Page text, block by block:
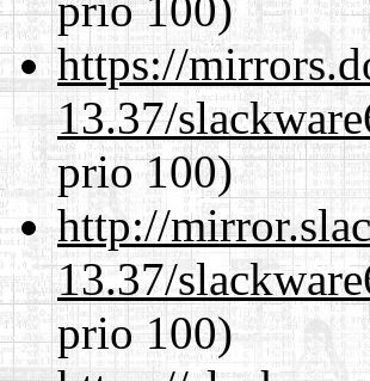
https://
13.37/
prio 100)
http://
13.37/
prio 100)